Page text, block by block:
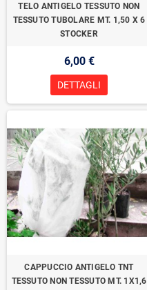
TELO ANTIGELO TESSUTO NON
TESSUTO TUBOLARE MT. 1,50 X 6
STOCKER
6,00 €
DETTAGLI
CAPPUCCIO ANTIGELO TNT
TESSUTO NON TESSUTO MT. 1X1,6